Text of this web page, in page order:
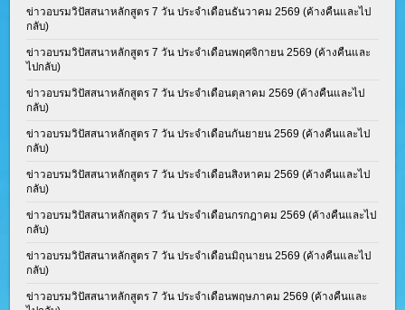
ข่าวอบรมวิปัสสนาหลักสูตร 7 วัน ประจำเดือนธันวาคม 2569 (ค้างคืนและไป
กลับ)
ข่าวอบรมวิปัสสนาหลักสูตร 7 วัน ประจำเดือนพฤศจิกายน 2569 (ค้างคืนและ
ไปกลับ)
ข่าวอบรมวิปัสสนาหลักสูตร 7 วัน ประจำเดือนตุลาคม 2569 (ค้างคืนและไป
กลับ)
ข่าวอบรมวิปัสสนาหลักสูตร 7 วัน ประจำเดือนกันยายน 2569 (ค้างคืนและไป
กลับ)
ข่าวอบรมวิปัสสนาหลักสูตร 7 วัน ประจำเดือนสิงหาคม 2569 (ค้างคืนและไป
กลับ)
ข่าวอบรมวิปัสสนาหลักสูตร 7 วัน ประจำเดือนกรกฎาคม 2569 (ค้างคืนและไป
กลับ)
ข่าวอบรมวิปัสสนาหลักสูตร 7 วัน ประจำเดือนมิถุนายน 2569 (ค้างคืนและไป
กลับ)
ข่าวอบรมวิปัสสนาหลักสูตร 7 วัน ประจำเดือนพฤษภาคม 2569 (ค้างคืนและ